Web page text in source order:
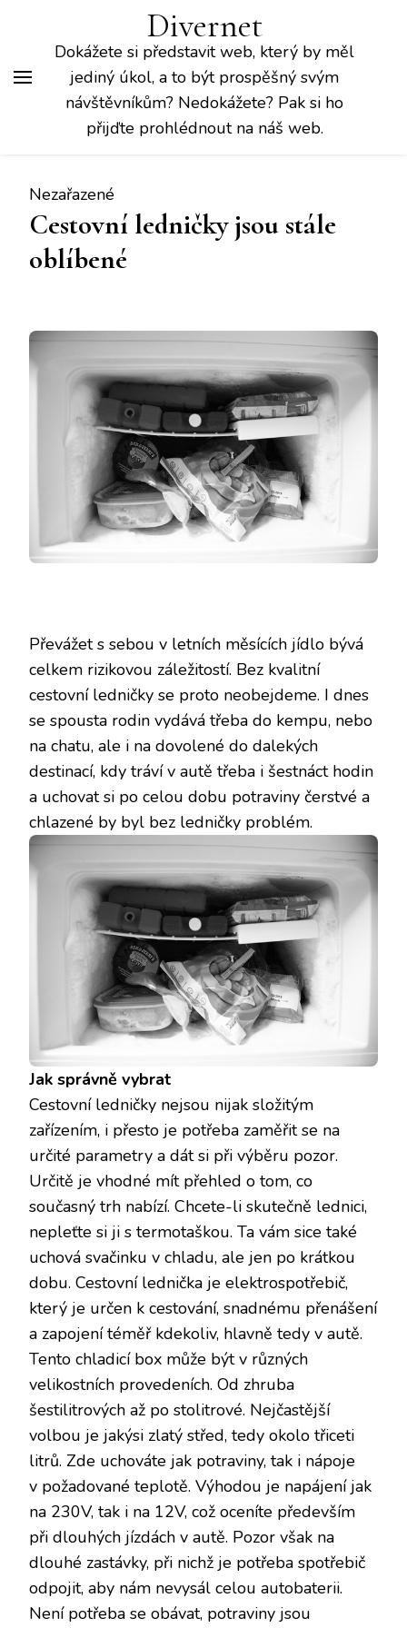
Divernet
Dokážete si představit web, který by měl
jediný úkol, a to být prospěšný svým
návštěvníkům? Nedokážete? Pak si ho
přijďte prohlédnout na náš web.
Nezařazené
Cestovní ledničky jsou stále
oblíbené
Převážet s sebou v letních měsících jídlo bývá
celkem rizikovou záležitostí. Bez kvalitní
cestovní ledničky se proto neobejdeme. I dnes
se spousta rodin vydává třeba do kempu, nebo
na chatu, ale i na dovolené do dalekých
destinací, kdy tráví v autě třeba i šestnáct hodin
a uchovat si po celou dobu potraviny čerstvé a
chlazené by byl bez ledničky problém.
Jak správně vybrat
Cestovní ledničky nejsou nijak složitým
zařízením, i přesto je potřeba zaměřit se na
určité parametry a dát si při výběru pozor.
Určitě je vhodné mít přehled o tom, co
současný trh nabízí. Chcete-li skutečně lednici,
nepleťte si ji s termotaškou. Ta vám sice také
uchová svačinku v chladu, ale jen po krátkou
dobu. Cestovní lednička je elektrospotřebič,
který je určen k cestování, snadnému přenášení
a zapojení téměř kdekoliv, hlavně tedy v autě.
Tento chladicí box může být v různých
velikostních provedeních. Od zhruba
šestilitrových až po stolitrové. Nejčastější
volbou je jakýsi zlatý střed, tedy okolo třiceti
litrů. Zde uchováte jak potraviny, tak i nápoje
v požadované teplotě. Výhodou je napájení jak
na 230V, tak i na 12V, což oceníte především
při dlouhých jízdách v autě. Pozor však na
dlouhé zastávky, při nichž je potřeba spotřebič
odpojit, aby nám nevysál celou autobaterii.
Není potřeba se obávat, potraviny jsou